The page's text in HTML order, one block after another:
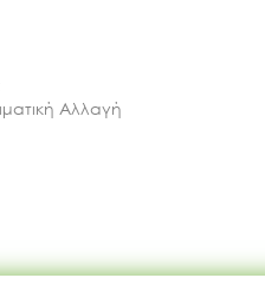
Αλλαγή